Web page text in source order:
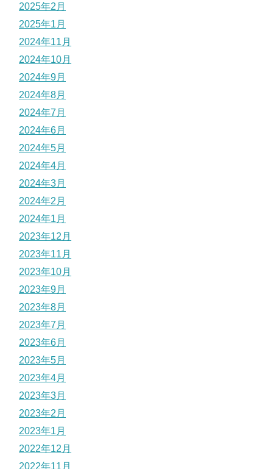
2025年2月
2025年1月
2024年11月
2024年10月
2024年9月
2024年8月
2024年7月
2024年6月
2024年5月
2024年4月
2024年3月
2024年2月
2024年1月
2023年12月
2023年11月
2023年10月
2023年9月
2023年8月
2023年7月
2023年6月
2023年5月
2023年4月
2023年3月
2023年2月
2023年1月
2022年12月
2022年11月